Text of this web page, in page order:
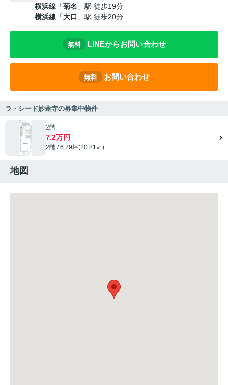
横浜線 「菊名 」駅 徒歩19分
横浜線 「大口 」駅 徒歩20分
無料 LINEからお問い合わせ
無料 お問い合わせ
ラ・シード妙蓮寺の募集中物件
2階
7.2万円
2階 / 6.29坪(20.81㎡)
地図